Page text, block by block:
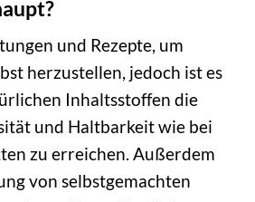
und Rezepte, um
herzustellen, jedoch ist es
Inhaltsstoffen die
und Haltbarkeit wie bei
zu erreichen. Außerdem
von selbstgemachten